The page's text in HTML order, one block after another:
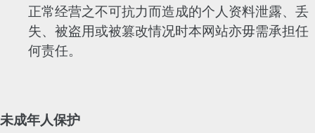
正常经营之不可抗力而造成的个人资料泄露、丢
失、被盗用或被篡改情况时本网站亦毋需承担任
何责任。
未成年人保护